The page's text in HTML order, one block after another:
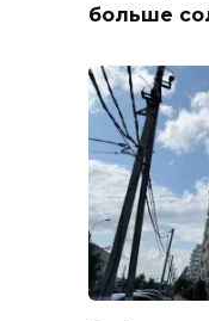
больше